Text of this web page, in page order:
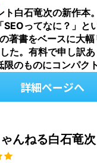
ト白石竜次の新作本
SEOってなに？」と
著書をベースに大
た。有料で申し訳
のものにコンパク
詳細ページへ
んねる白石竜次